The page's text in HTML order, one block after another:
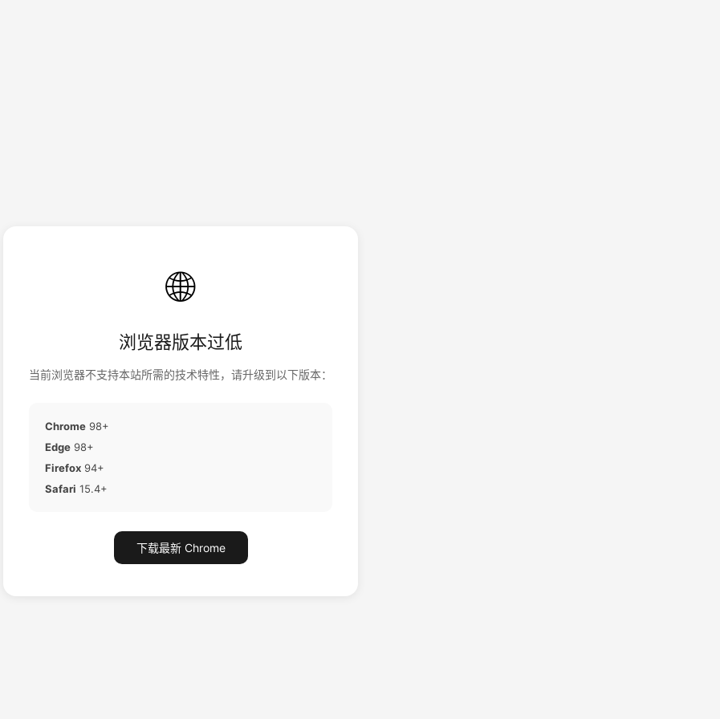
🌐
浏览器版本过低
当前浏览器不支持本站所需的技术特性，请升级到以下版本：
Chrome 98+
Edge 98+
Firefox 94+
Safari 15.4+
下载最新 Chrome